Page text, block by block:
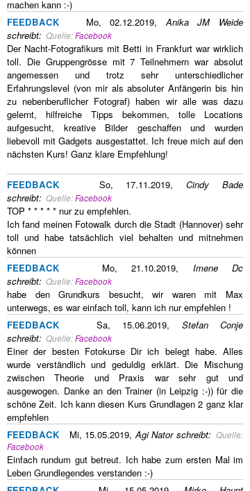
machen kann :-)
FEEDBACK Mo, 02.12.2019, Anika JM Weide
schreibt: Quelle:Facebook
Der Nacht-Fotografikurs mit Betti in Frankfurt war wirklich
toll. Die Gruppengrösse mit 7 Teilnehmern war absolut
angemessen und trotz sehr unterschiedlicher
Erfahrungslevel (von mir als absoluter Anfängerin bis hin
zu nebenberuflicher Fotograf) haben wir alle was dazu
gelernt, hilfreiche Tipps bekommen, tolle Locations
aufgesucht, kreative Bilder geschaffen und wurden
liebevoll mit Gadgets ausgestattet. Ich freue mich auf den
nächsten Kurs! Ganz klare Empfehlung!
FEEDBACK So, 17.11.2019,Cindy Bade
schreibt: Quelle:Facebook
TOP * * * * * nur zu empfehlen.
Ich fand meinen Fotowalk durch die Stadt (Hannover) sehr
toll und habe tatsächlich viel behalten und mitnehmen
können
FEEDBACK Mo, 21.10.2019, Imene Dc
schreibt: Quelle:Facebook
habe den Grundkurs besucht, wir waren mit Max
unterwegs, es war einfach toll, kann ich nur empfehlen !
FEEDBACK Sa, 15.06.2019, Stefan Conje
schreibt: Quelle:Facebook
Einer der besten Fotokurse Dir ich belegt habe. Alles
wurde verständlich und geduldig erklärt. Die Mischung
zwischen Theorie und Praxis war sehr gut und
ausgewogen. Danke an den Trainer (in Leipzig :-)) für die
schöne Zeit. Ich kann diesen Kurs Grundlagen 2 ganz klar
empfehlen
FEEDBACK Mi, 15.05.2019, Agi Nator schreibt:Quelle:
Facebook
Einfach rundum gut betreut. Ich habe zum ersten Mal im
Leben Grundlegendes verstanden :-)